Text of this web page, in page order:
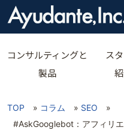
コンサルティングと
製品
ス
TOP » コラム » SEO
»
#AskGooglebot：アフィリ